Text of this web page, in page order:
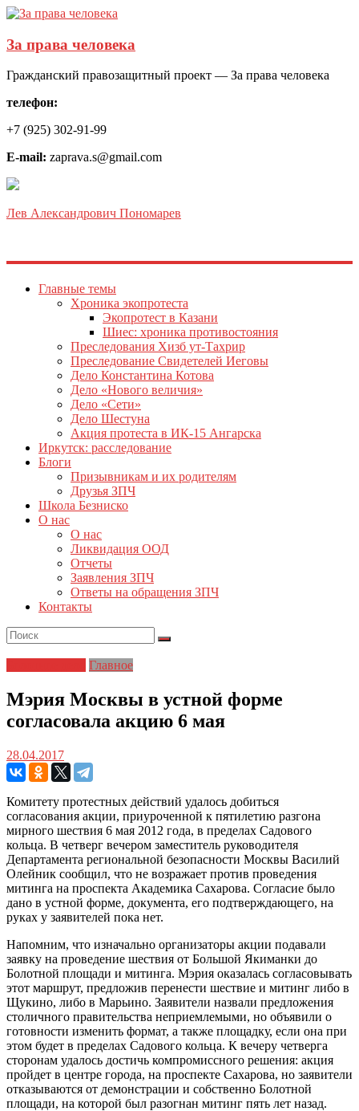
За права человека
Гражданский правозащитный проект — За права человека
телефон:
+7 (925) 302-91-99
E-mail: zaprava.s@gmail.com
Лев Александрович Пономарев
Главные темы
Хроника экопротеста
Экопротест в Казани
Шиес: хроника противостояния
Преследования Хизб ут-Тахрир
Преследование Свидетелей Иеговы
Дело Константина Котова
Дело «Нового величия»
Дело «Сети»
Дело Шестуна
Акция протеста в ИК-15 Ангарска
Иркутск: расследование
Блоги
Призывникам и их родителям
Друзья ЗПЧ
Школа Безниско
О нас
О нас
Ликвидация ООД
Отчеты
Заявления ЗПЧ
Ответы на обращения ЗПЧ
Контакты
Главное
Мэрия Москвы в устной форме
согласовала акцию 6 мая
28.04.2017
Комитету протестных действий удалось добиться
согласования акции, приуроченной к пятилетию разгона
мирного шествия 6 мая 2012 года, в пределах Садового
кольца. В четверг вечером заместитель руководителя
Департамента региональной безопасности Москвы Василий
Олейник сообщил, что не возражает против проведения
митинга на проспекта Академика Сахарова. Согласие было
дано в устной форме, документа, его подтверждающего, на
руках у заявителей пока нет.
Напомним, что изначально организаторы акции подавали
заявку на проведение шествия от Большой Якиманки до
Болотной площади и митинга. Мэрия оказалась согласовывать
этот маршрут, предложив перенести шествие и митинг либо в
Щукино, либо в Марьино. Заявители назвали предложения
столичного правительства неприемлемыми, но объявили о
готовности изменить формат, а также площадку, если она при
этом будет в пределах Садового кольца. К вечеру четверга
сторонам удалось достичь компромиссного решения: акция
пройдет в центре города, на проспекте Сахарова, но заявители
отказываются от демонстрации и собственно Болотной
площади, на которой был разогнан митинг пять лет назад.